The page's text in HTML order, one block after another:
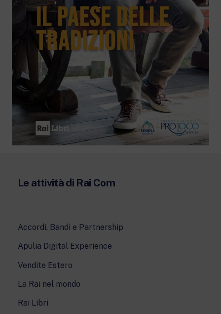
Le attività di Rai Com
Accordi, Bandi e Partnership
Apulia Digital Experience
Vendite Estero
La Rai nel mondo
Rai Libri